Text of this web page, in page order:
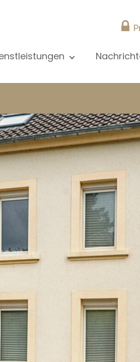
Suche
Privater zugang
Mietverwaltung
Gebäudemanagment
Blog